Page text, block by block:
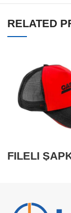
RELATED
FİLELİ
HT102-A